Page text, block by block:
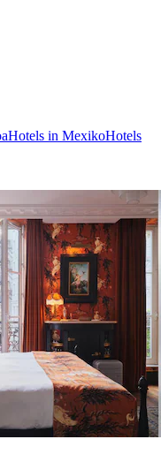
Hotels in MexikoHotels